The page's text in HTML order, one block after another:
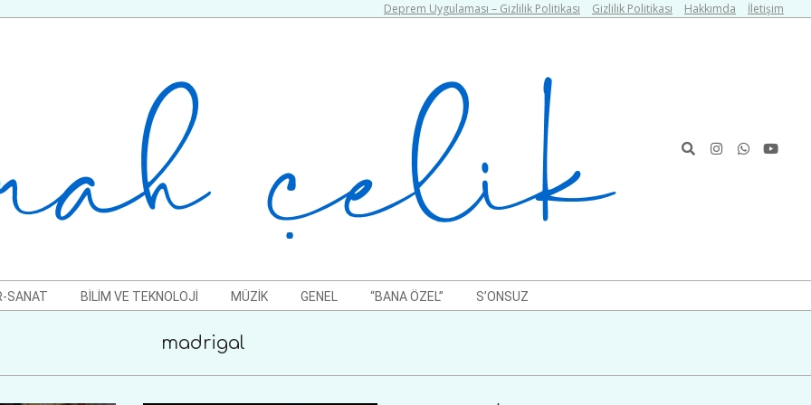
Deprem Uygulaması – Gizlilik Politikası Gizlilik Politikası Hakkımda İletişim
Search
SANAT BILIM VE TEKNOLOJI MÜZIK GENEL “BANA ÖZEL” S’ONSUZ
madrigal